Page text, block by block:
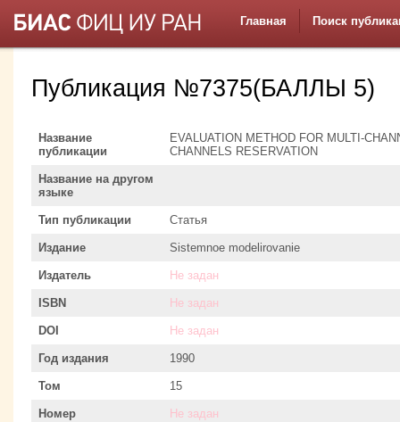
Главная Поиск
Публикация №7375(БАЛЛЫ 5)
Название
публикации
EVALUATION METHOD FOR MULTI-
CHANNELS RESERVATION
Название на другом
языке
Тип публикации Статья
Издание Sistemnoe modelirovanie
Издатель Не задан
ISBN Не задан
DOI Не задан
Год издания 1990
Том 15
Номер Не задан